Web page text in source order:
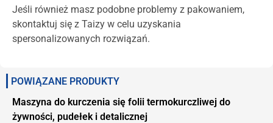
Jeśli również masz podobne problemy z pakowaniem,
skontaktuj się z Taizy w celu uzyskania
spersonalizowanych rozwiązań.
POWIĄZANE PRODUKTY
Maszyna do kurczenia się folii termokurczliwej do
żywności, pudełek i detalicznej